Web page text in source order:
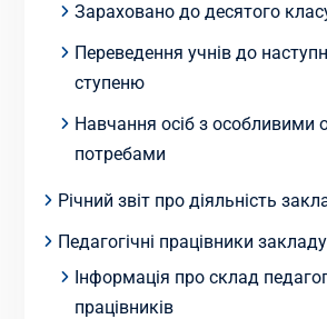
Зараховано до десятого
Переведення учнів до
ступеню
Навчання осіб з особливими
потребами
Річний звіт про діяльність
Педагогічні працівники
Інформація про склад
працівників